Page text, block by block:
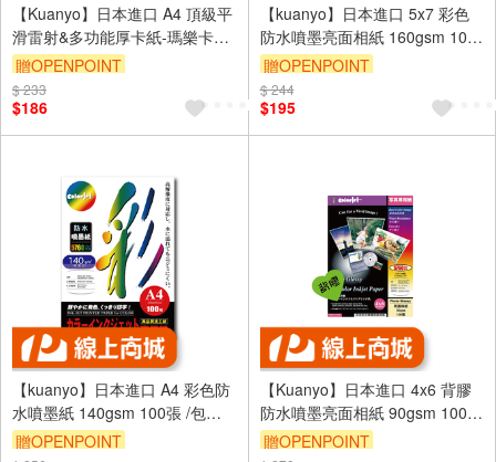
【Kuanyo】日本進口 A4 頂級平
滑雷射&多功能厚卡紙-瑪樂卡
104gsm 100張 /包 MA105
贈OPENPOINT
$ 233
$186
【kuanyo】日本進口 5x7 彩色
防水噴墨亮面相紙 160gsm 100
張 /包 DS160
贈OPENPOINT
$ 244
$195
【kuanyo】日本進口 A4 彩色防
水噴墨紙 140gsm 100張 /包
BS140
贈OPENPOINT
【Kuanyo】日本進口 4x6 背膠
防水噴墨亮面相紙 90gsm 100張
/包 DST90
贈OPENPOINT